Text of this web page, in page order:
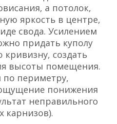
а потолок,
яркость в центре,
свода. Усилением
придать куполу
создать
высоты помещения.
по периметру,
понижения
неправильного
карнизов).